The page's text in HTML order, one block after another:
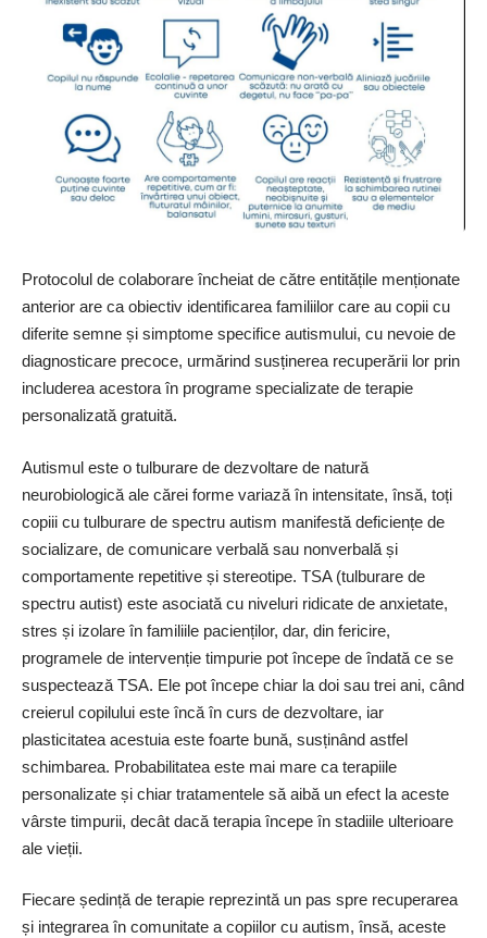
Protocolul de colaborare încheiat de către entitățile menționate
anterior are ca obiectiv identificarea familiilor care au copii cu
diferite semne și simptome specifice autismului, cu nevoie de
diagnosticare precoce, urmărind susținerea recuperării lor prin
includerea acestora în programe specializate de terapie
personalizată gratuită.
Autismul este o tulburare de dezvoltare de natură
neurobiologică ale cărei forme variază în intensitate, însă, toți
copiii cu tulburare de spectru autism manifestă deficiențe de
socializare, de comunicare verbală sau nonverbală și
comportamente repetitive și stereotipe. TSA (tulburare de
spectru autist) este asociată cu niveluri ridicate de anxietate,
stres și izolare în familiile pacienților, dar, din fericire,
programele de intervenție timpurie pot începe de îndată ce se
suspectează TSA. Ele pot începe chiar la doi sau trei ani, când
creierul copilului este încă în curs de dezvoltare, iar
plasticitatea acestuia este foarte bună, susținând astfel
schimbarea. Probabilitatea este mai mare ca terapiile
personalizate și chiar tratamentele să aibă un efect la aceste
vârste timpurii, decât dacă terapia începe în stadiile ulterioare
ale vieții.
Fiecare ședință de terapie reprezintă un pas spre recuperarea
și integrarea în comunitate a copiilor cu autism, însă, aceste